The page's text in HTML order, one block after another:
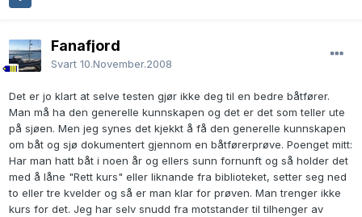
Fanafjord
Svart 10.November.2008
Det er jo klart at selve testen gjør ikke deg til en bedre båtfører.
Man må ha den generelle kunnskapen og det er det som teller ute
på sjøen. Men jeg synes det kjekkt å få den generelle kunnskapen
om båt og sjø dokumentert gjennom en båtførerprøve. Poenget mitt:
Har man hatt båt i noen år og ellers sunn fornunft og så holder det
med å låne "Rett kurs" eller liknande fra biblioteket, setter seg ned
to eller tre kvelder og så er man klar for prøven. Man trenger ikke
kurs for det. Jeg har selv snudd fra motstander til tilhenger av